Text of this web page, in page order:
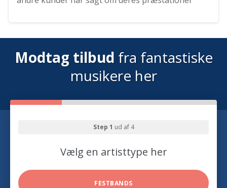
Modtag tilbud fra fantastiske
musikere her
Step 1 ud af 4
Vælg en artisttype her
FESTBANDS